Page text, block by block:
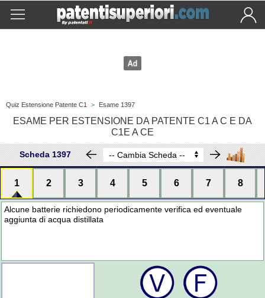
Quiz Estensione Patente C1 > Esame 1397
ESAME PER ESTENSIONE DA PATENTE C1 A C E DA
C1E A CE
Scheda 1397
1 2 3 4 5 6 7 8
Alcune batterie richiedono periodicamente verifica ed eventuale
aggiunta di acqua distillata